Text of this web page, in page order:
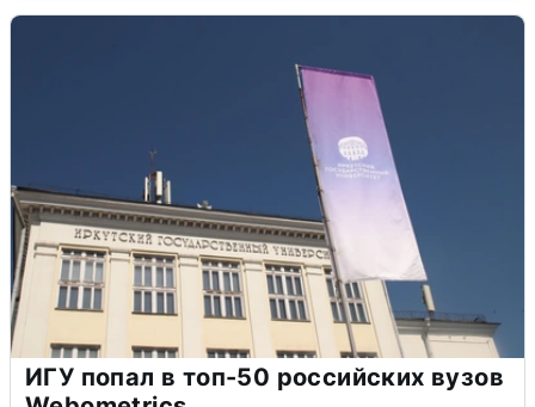
ИГУ попал в топ-50 российских вузов